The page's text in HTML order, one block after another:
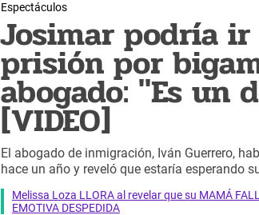
Espectáculos
Josimar podría
prisión por
abogado: "Es un
[VIDEO]
El abogado de inmigración, Iván Guerrero,
hace un año y reveló que estaría esperando
Melissa Loza LLORA al revelar que su MAMÁ
EMOTIVA DESPEDIDA